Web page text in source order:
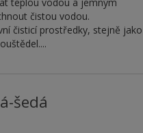
čistou vodou.
čisticí prostředky, stejně jako
šedá